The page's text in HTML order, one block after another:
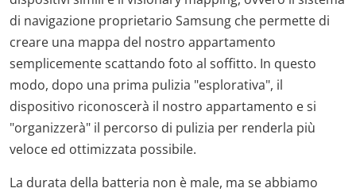
di navigazione proprietario Samsung che permette di
creare una mappa del nostro appartamento
semplicemente scattando foto al soffitto. In questo
modo, dopo una prima pulizia "esplorativa", il
dispositivo riconoscerà il nostro appartamento e si
"organizzerà" il percorso di pulizia per renderla più
veloce ed ottimizzata possibile.
La durata della batteria non è male, ma se abbiamo